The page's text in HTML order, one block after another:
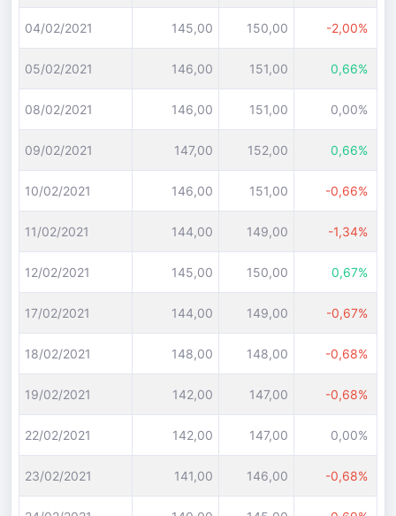
04/02/2021 145,00 150,00 -2,00%
05/02/2021 146,00 151,00 0,66%
08/02/2021 146,00 151,00 0,00%
09/02/2021 147,00 152,00 0,66%
10/02/2021 146,00 151,00 -0,66%
11/02/2021 144,00 149,00 -1,34%
12/02/2021 145,00 150,00 0,67%
17/02/2021 144,00 149,00 -0,67%
18/02/2021 148,00 148,00 -0,68%
19/02/2021 142,00 147,00 -0,68%
22/02/2021 142,00 147,00 0,00%
23/02/2021 141,00 146,00 -0,68%